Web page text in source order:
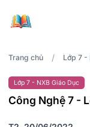
Trang chủ / Lớp 7 -
Lớp 7 - NXB Giáo Dục
Công Nghệ 7 -